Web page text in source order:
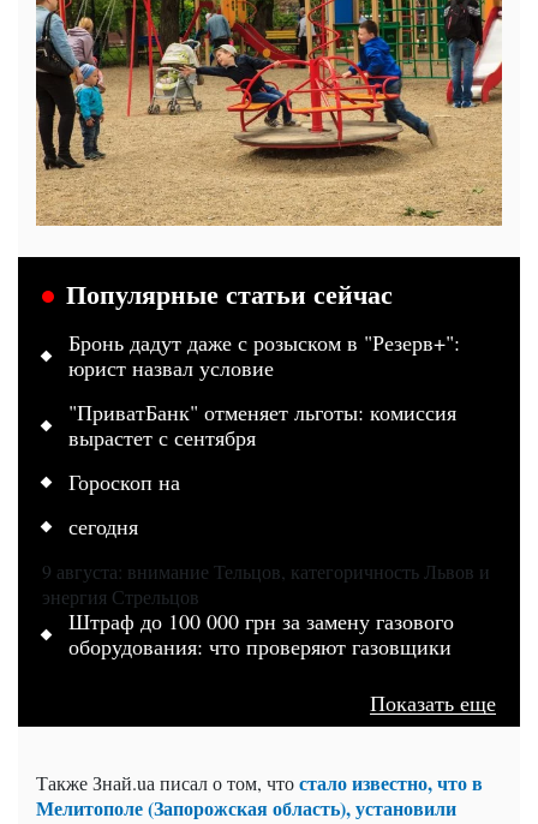
Популярные статьи сейчас
Бронь дадут даже с розыском в "Резерв+":
юрист назвал условие
"ПриватБанк" отменяет льготы: комиссия
вырастет с сентября
Гороскоп на
сегодня
9 августа: внимание Тельцов, категоричность Львов и
энергия Стрельцов
Штраф до 100 000 грн за замену газового
оборудования: что проверяют газовщики
Показать еще
Также Знай.uа писал о том, чтостало известно, что в
Мелитополе (Запорожская область), установили